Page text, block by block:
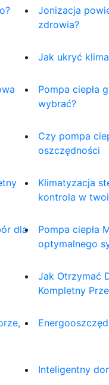
Jonizacja
zdrowia?
Jak ukryć
Pompa ciepła
wybrać?
Czy pompa
oszczędności
Klimatyzacja
kontrola w
dla
Pompa ciepła
optymalnego
Jak Otrzymać
Kompletny
Inteligentny